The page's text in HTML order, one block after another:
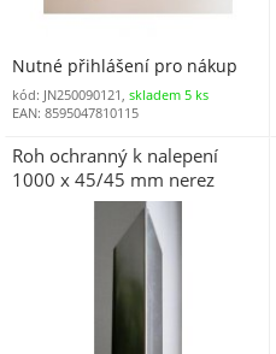
Nutné přihlášení pro nákup
kód: JN250090121, skladem 5 ks
EAN: 8595047810115
Roh ochranný k nalepení
1000 x 45/45 mm nerez